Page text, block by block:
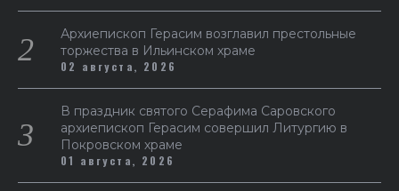
Архиепископ Герасим возглавил престольные
торжества в Ильинском храме
02 августа, 2026
В праздник святого Серафима Саровского
архиепископ Герасим совершил Литургию в
Покровском храме
01 августа, 2026